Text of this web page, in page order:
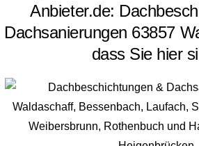
Anbieter.de:
Dachsanierungen 63857
dass Sie hier